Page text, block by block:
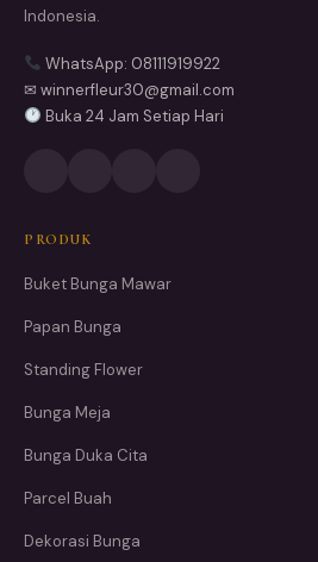
Indonesia.
WhatsApp: 08111919922
✉ winnerfleur30@gmail.com
Buka 24 Jam Setiap Hari
PRODUK
Buket Bunga Mawar
Papan Bunga
Standing Flower
Bunga Meja
Bunga Duka Cita
Parcel Buah
Dekorasi Bunga